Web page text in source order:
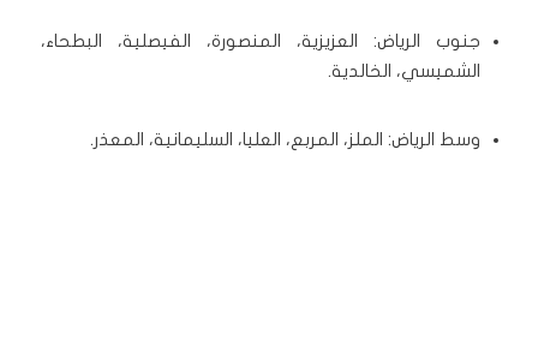
جنوب الرياض: العزيزية، المنصورة، الفيصلية، البطحاء،
الشميسي، الخالدية.
وسط الرياض: الملز، المربع، العليا، السليمانية، المعذر.